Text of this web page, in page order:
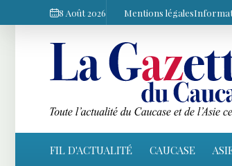
8 Août 2026 Mentions légales
FIL D'ACTUALITÉ CAUCASE